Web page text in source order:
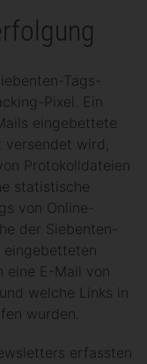
Tags-
Pixel. Ein
eingebettete
versendet wird,
Protokolldateien
statistische
von Online-
der Siebenten-
eingebetteten
eine E-Mail von
welche Links in
wurden.
erfassten